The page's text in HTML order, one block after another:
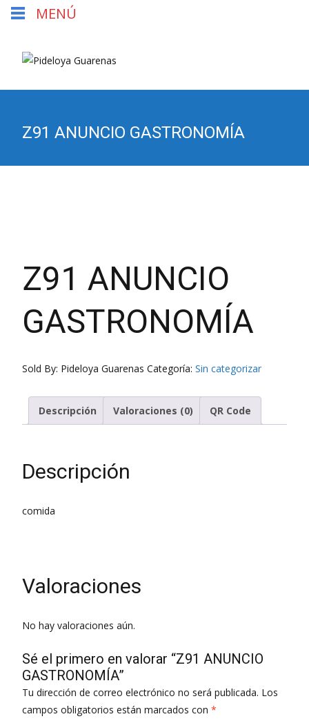
Z91 ANUNCIO GASTRONOMÍA
Z91 ANUNCIO
GASTRONOMÍA
Sold By: Pideloya Guarenas Categoría: Sin categorizar
Descripción Valoraciones (0) QR Code
Descripción
comida
Valoraciones
No hay valoraciones aún.
Sé el primero en valorar “Z91 ANUNCIO
GASTRONOMÍA”
Tu dirección de correo electrónico no será publicada. Los
campos obligatorios están marcados con *
MENÚ